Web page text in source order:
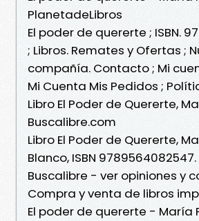
PlanetadeLibros
El poder de quererte ; ISBN.
; Libros. Remates y Ofertas ;
compañía. Contacto ; Mi
Mi Cuenta Mis Pedidos ;
Libro El Poder de Quererte,
Buscalibre.com
Libro El Poder de Quererte,
Blanco, ISBN
Buscalibre - ver opiniones y
Compra y venta de libros
El poder de quererte - María